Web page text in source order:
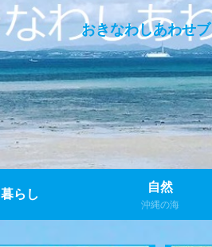
おきなわしあわせ
暮らし
自然
沖縄の海